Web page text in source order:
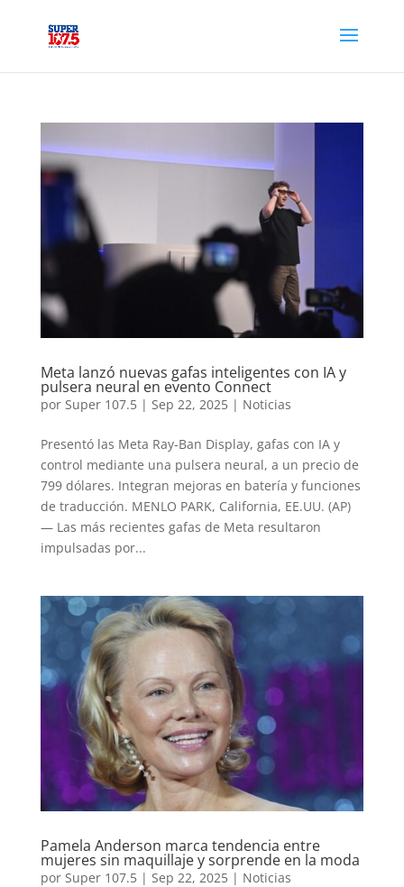
Meta lanzó nuevas gafas inteligentes con IA y
pulsera neural en evento Connect
por Super 107.5| Sep 22, 2025| Noticias
Presentó las Meta Ray-Ban Display, gafas con IA y
control mediante una pulsera neural, a un precio de
799 dólares. Integran mejoras en batería y funciones
de traducción. MENLO PARK, California, EE.UU. (AP)
— Las más recientes gafas de Meta resultaron
impulsadas por...
Pamela Anderson marca tendencia entre
mujeres sin maquillaje y sorprende en la moda
por Super 107.5| Sep 22, 2025| Noticias